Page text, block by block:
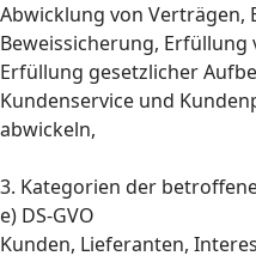
Abwicklung von Verträgen,
Beweissicherung,
Erfüllung gesetzlicher
Kundenservice und
abwickeln,
3. Kategorien der
e) DS-GVO
Kunden, Lieferanten,